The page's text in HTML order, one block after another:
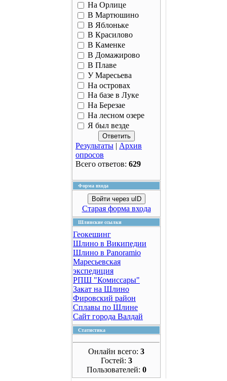
На Орлице
В Мартюшино
В Яблоньке
В Красилово
В Каменке
В Домажирово
В Плаве
У Маресьева
На островах
На базе в Луке
На Березае
На лесном озере
Я был везде
Результаты | Архив
опросов
Всего ответов: 629
Форма входа
Войти через uID
Старая форма входа
Шлинские ссылки
Геокешинг
Шлино в Википедии
Шлино в Panoramio
Маресьевская
экспедиция
РПШ "Комиссары"
Закат на Шлино
Фировский район
Сплавы по Шлине
Сайт города Валдай
Статистика
Онлайн всего: 3
Гостей: 3
Пользователей: 0